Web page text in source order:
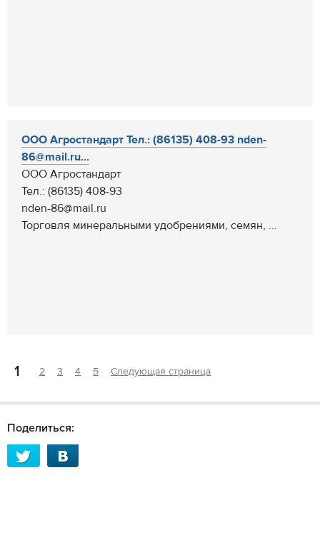
ООО Агростандарт Тел.: (86135) 408-93 nden-
86@mail.ru...
ООО Агростандарт
Тел.: (86135) 408-93
nden-86@mail.ru
Торговля минеральными удобрениями, семян, ...
1 2 3 4 5 Следующая страница
Поделиться: